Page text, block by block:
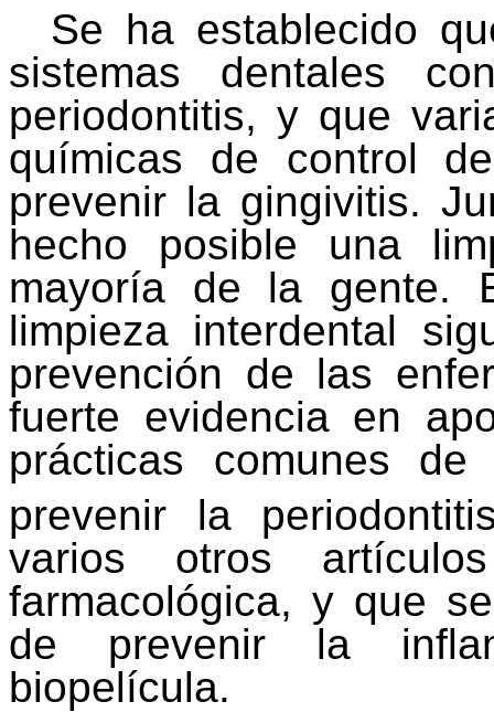
Se ha establecido
sistemas dentales
periodontitis, y que
químicas de control
prevenir la gingivitis.
hecho posible una
mayoría de la gente.
limpieza interdental
prevención de las
fuerte evidencia en
prácticas comunes
prevenir la
varios otros
farmacológica, y que
de prevenir la
biopelícula.